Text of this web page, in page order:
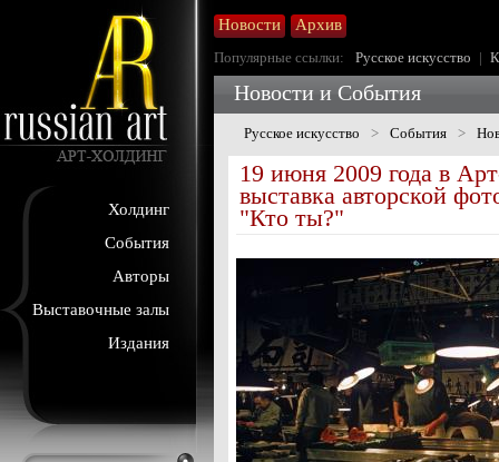
Холдинг
События
Авторы
Выставочные залы
Издания
Новости Архив
Популярные ссылки: Русское искусство |
Новости и События
Русское искусство > События >
19 июня 2009 года в
выставка авторской
"Кто ты?"